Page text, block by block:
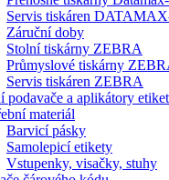
Servis tiskáren
Záruční doby
Stolní tiskárny ZEBRA
Průmyslové tiskárny
Servis tiskáren ZEBRA
podavače a aplikátory etiket
materiál
Barvicí pásky
Samolepicí etikety
Vstupenky, visačky, stuhy